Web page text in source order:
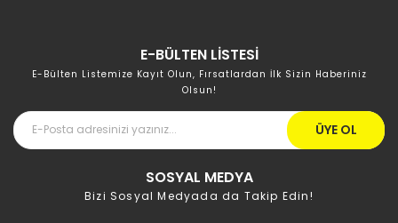
E-BÜLTEN LİSTESİ
E-Bülten Listemize Kayıt Olun, Fırsatlardan İlk Sizin Haberiniz
Olsun!
ÜYE OL
SOSYAL MEDYA
Bizi Sosyal Medyada da Takip Edin!